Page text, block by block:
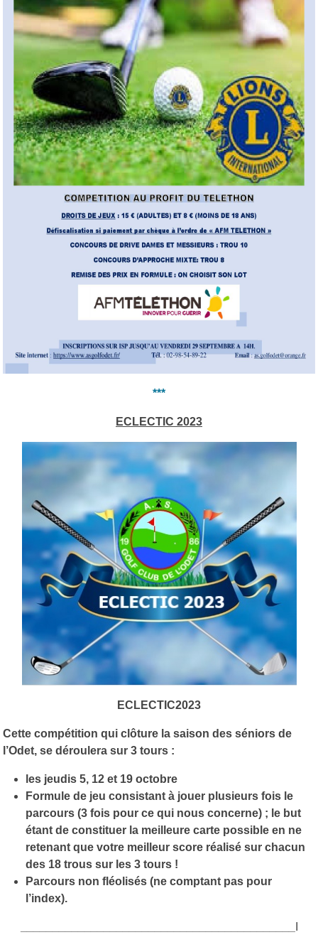
***
ECLECTIC 2023
ECLECTIC2023
Cette compétition qui clôture la saison des séniors de
l’Odet, se déroulera sur 3 tours :
les jeudis 5, 12 et 19 octobre
Formule de jeu consistant à jouer plusieurs fois le
parcours (3 fois pour ce qui nous concerne) ; le but
étant de constituer la meilleure carte possible en ne
retenant que votre meilleur score réalisé sur chacun
des 18 trous sur les 3 tours !
Parcours non fléolisés (ne comptant pas pour
l’index).